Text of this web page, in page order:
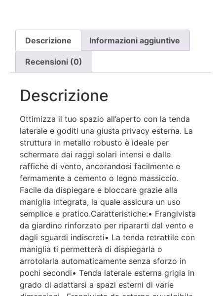
Descrizione Informazioni aggiuntive
Recensioni (0)
Descrizione
Ottimizza il tuo spazio all’aperto con la tenda
laterale e goditi una giusta privacy esterna. La
struttura in metallo robusto è ideale per
schermare dai raggi solari intensi e dalle
raffiche di vento, ancorandosi facilmente e
fermamente a cemento o legno massiccio.
Facile da dispiegare e bloccare grazie alla
maniglia integrata, la quale assicura un uso
semplice e pratico.Caratteristiche:• Frangivista
da giardino rinforzato per ripararti dal vento e
dagli sguardi indiscreti• La tenda retrattile con
maniglia ti permetterà di dispiegarla o
arrotolarla automaticamente senza sforzo in
pochi secondi• Tenda laterale esterna grigia in
grado di adattarsi a spazi esterni di varie